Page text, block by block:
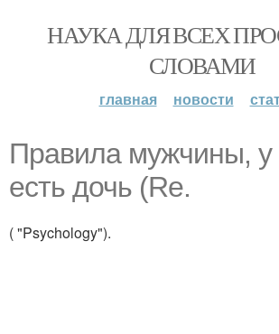
НАУКА ДЛЯ ВСЕХ
СЛОВАМИ
главная новости
Правила мужчины, у
есть дочь (Re.
( "Psychology").